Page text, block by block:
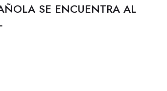
SE ENCUENTRA AL